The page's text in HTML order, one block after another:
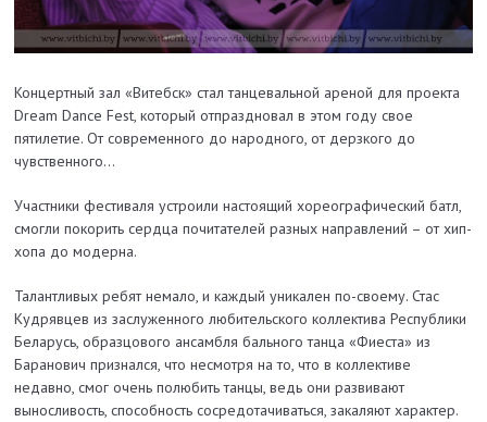
Концертный зал «Витебск» стал танцевальной ареной для проекта
Dream Dance Fest, который отпраздновал в этом году свое
пятилетие. От современного до народного, от дерзкого до
чувственного…
Участники фестиваля устроили настоящий хореографический батл,
смогли покорить сердца почитателей разных направлений – от хип-
хопа до модерна.
Талантливых ребят немало, и каждый уникален по-своему. Стас
Кудрявцев из заслуженного любительского коллектива Республики
Беларусь, образцового ансамбля бального танца «Фиеста» из
Баранович признался, что несмотря на то, что в коллективе
недавно, смог очень полюбить танцы, ведь они развивают
выносливость, способность сосредотачиваться, закаляют характер.